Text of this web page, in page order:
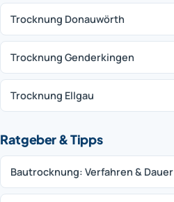
Trocknung Donauwörth
Trocknung Genderkingen
Trocknung Ellgau
Ratgeber & Tipps
Bautrocknung: Verfahren & Dauer